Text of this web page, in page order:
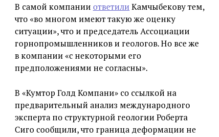
В самой компании ответили Камчыбекову тем,
что «во многом имеют такую же оценку
ситуации», что и председатель Ассоциации
горнопромышленников и геологов. Но все же
в компании «с некоторыми его
предположениями не согласны».
В «Кумтор Голд Компани» со ссылкой на
предварительный анализ международного
эксперта по структурной геологии Роберта
Сиго сообщили, что граница деформации не